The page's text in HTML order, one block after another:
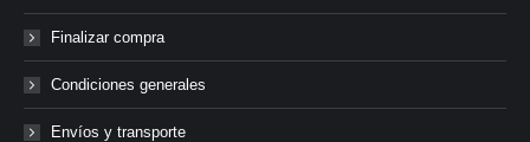
Finalizar compra
Condiciones generales
Envíos y transporte